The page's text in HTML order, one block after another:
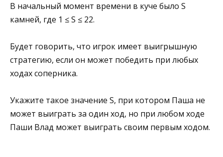
В начальный момент времени в куче было S
камней, где 1 ≤ S ≤ 22.
Будет говорить, что игрок имеет выигрышную
стратегию, если он может победить при любых
ходах соперника.
Укажите такое значение S, при котором Паша не
может выиграть за один ход, но при любом ходе
Паши Влад может выиграть своим первым ходом.